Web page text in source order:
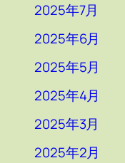
2025年7月
2025年6月
2025年5月
2025年4月
2025年3月
2025年2月